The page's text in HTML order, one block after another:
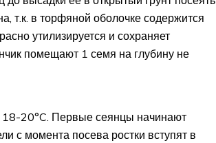
т.к. в торфяной оболочке содержится
утилизируется и сохраняет
помещают 1 семя на глубину не
18-20°C. Первые сеянцы начинают
с момента посева ростки вступят в